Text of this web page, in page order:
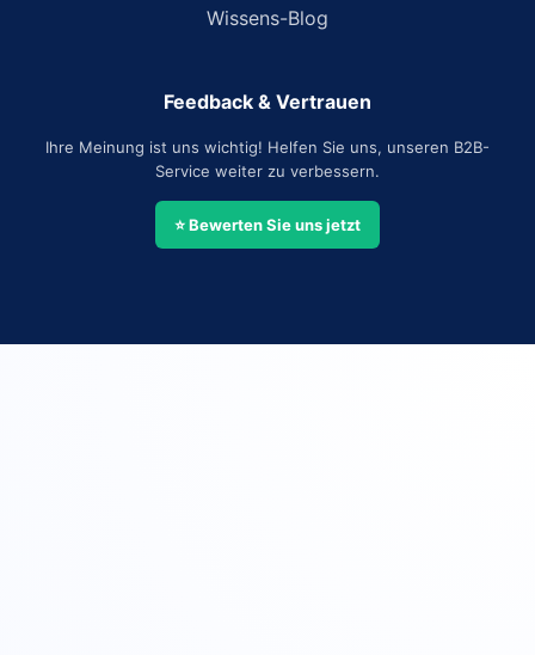
Wissens-Blog
Feedback & Vertrauen
Ihre Meinung ist uns wichtig! Helfen Sie uns, unseren B2B-
Service weiter zu verbessern.
⭐ Bewerten Sie uns jetzt